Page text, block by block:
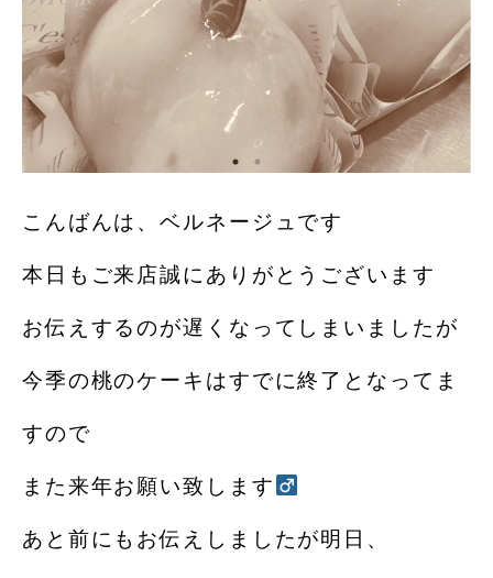
こんばんは、ベルネージュです
本日もご来店誠にありがとうございます
お伝えするのが遅くなってしまいましたが
今季の桃のケーキはすでに終了となってま
すので
また来年お願い致します‍
あと前にもお伝えしましたが明日、